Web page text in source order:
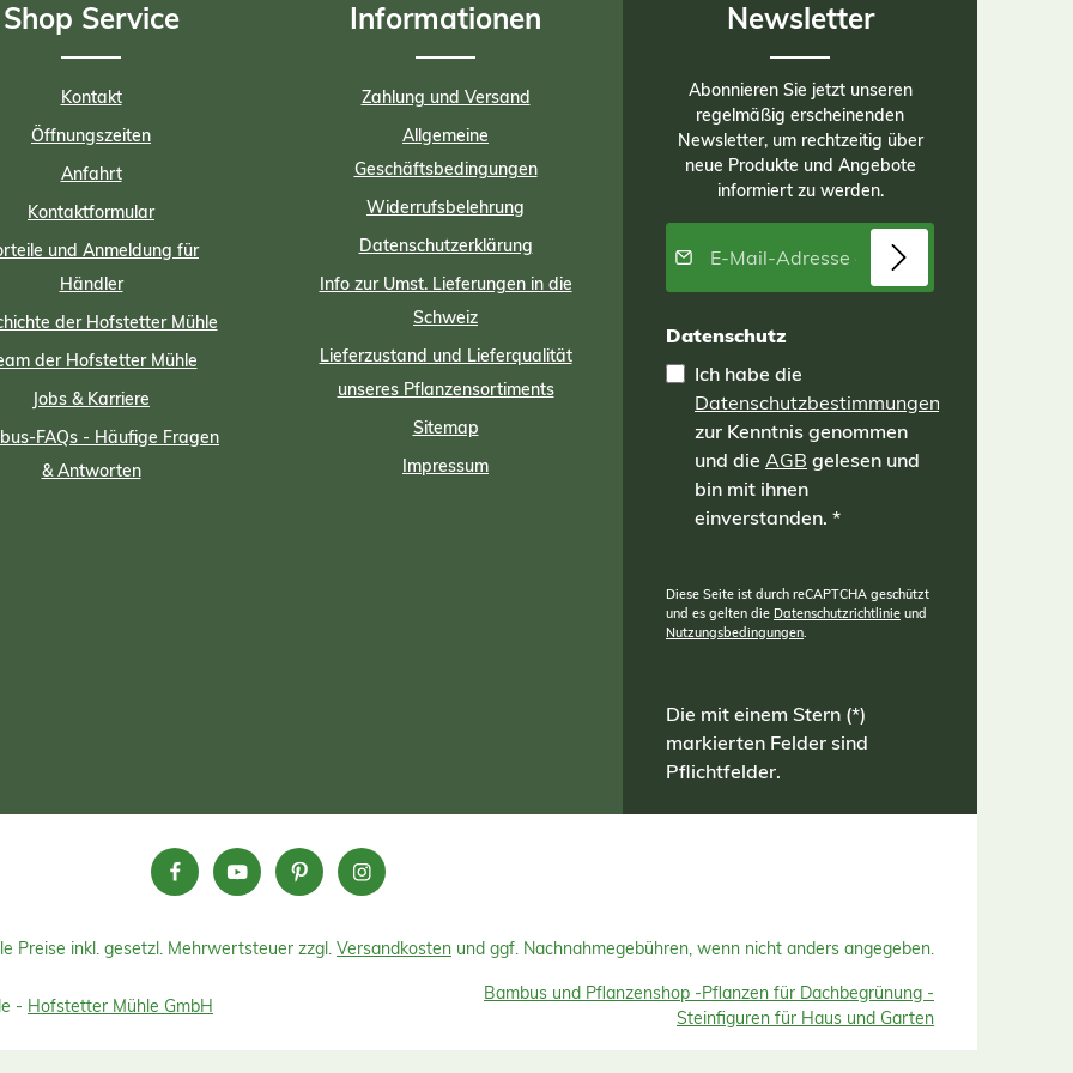
Ziergehölzen und
Ziersträuchern, Bäumen,
Beerenobst, im
Wunder vollbringen. Bei
Rasenneuanlagen ist ein
Verteilen wichtig.Die
des Gartenkorn
sind Trockenschlempe aus
und Mais & Restmelasse aus
biologische Landwirtschaft
Das Gartenkorn
schützt, stärkt und
deine Pflanzen zusätzlich
einzigartige Kombination
Mikroorganismen und
zertifiziert! Die feinen
5 kg Eimern geliefert
Eine Handvoll
ca. 500 kg/m³
bis dunkelbraun Geruch
zwei Jahre ab Lieferdatum
frostfrei, trocken und vor
schützen
Shop Service
Kontakt
Öffnungszeiten
Anfahrt
Kontaktformular
und Anmeldung für
Händler
der Hofstetter Mühle
der Hofstetter Mühle
Jobs & Karriere
FAQs - Häufige Fragen
& Antworten
Informationen
Zahlung und Versand
Allgemeine
Geschäftsbedingungen
Widerrufsbelehrung
Datenschutzerklärung
Info zur Umst. Lieferungen in die
Schweiz
Lieferzustand und Lieferqualität
unseres Pflanzensortiments
Sitemap
Impressum
Newsletter
Abonnieren Sie jetzt unseren
regelmäßig erscheinenden
Newsletter, um rechtzeitig über
neue Produkte und Angebote
informiert zu werden.
E-Mail-Adresse*
Datenschutz
Ich habe die
Datenschutzbestimmungen
zur Kenntnis genommen
und die AGB gelesen und
bin mit ihnen
einverstanden. *
Diese Seite ist durch reCAPTCHA geschützt
und es gelten die Datenschutzrichtlinie und
Nutzungsbedingungen.
Die mit einem Stern (*)
markierten Felder sind
Pflichtfelder.
Preise inkl. gesetzl. Mehrwertsteuer zzgl. Versandkosten und ggf. Nachnahmegebühren, wenn nicht anders angegeben.
- Hofstetter Mühle GmbH
Bambus und Pflanzenshop -Pflanzen für Dachbegrünung -
Steinfiguren für Haus und Garten